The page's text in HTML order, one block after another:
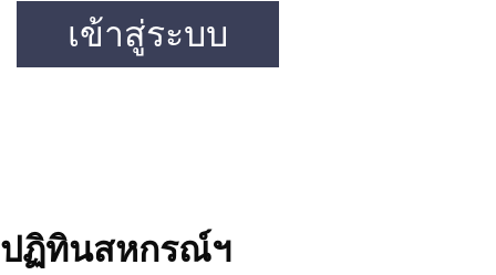
เข้าสู่ระบบ
ปฏิทินสหกรณ์ฯ